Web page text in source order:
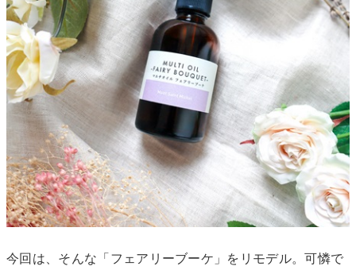
今回は、そんな「フェアリーブーケ」をリモデル。可憐で